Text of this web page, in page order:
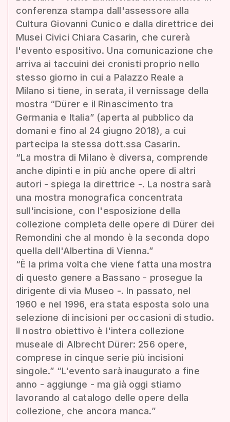
conferenza stampa dall'assessore alla
Cultura Giovanni Cunico e dalla direttrice dei
Musei Civici Chiara Casarin, che curerà
l'evento espositivo. Una comunicazione che
arriva ai taccuini dei cronisti proprio nello
stesso giorno in cui a Palazzo Reale a
Milano si tiene, in serata, il vernissage della
mostra “Dürer e il Rinascimento tra
Germania e Italia” (aperta al pubblico da
domani e fino al 24 giugno 2018), a cui
partecipa la stessa dott.ssa Casarin.
“La mostra di Milano è diversa, comprende
anche dipinti e in più anche opere di altri
autori - spiega la direttrice -. La nostra sarà
una mostra monografica concentrata
sull'incisione, con l'esposizione della
collezione completa delle opere di Dürer dei
Remondini che al mondo è la seconda dopo
quella dell'Albertina di Vienna.”
“È la prima volta che viene fatta una mostra
di questo genere a Bassano - prosegue la
dirigente di via Museo -. In passato, nel
1960 e nel 1996, era stata esposta solo una
selezione di incisioni per occasioni di studio.
Il nostro obiettivo è l'intera collezione
museale di Albrecht Dürer: 256 opere,
comprese in cinque serie più incisioni
singole.” “L'evento sarà inaugurato a fine
anno - aggiunge - ma già oggi stiamo
lavorando al catalogo delle opere della
collezione, che ancora manca.”